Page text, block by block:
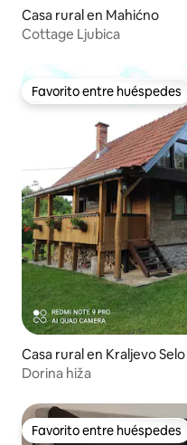
Casa rural en Mahićno
Cottage Ljubica
Favorito entre huéspedes
Favorito entre huéspedes
Casa rural en Kraljevo Selo
Dorina hiža
Favorito entre huéspedes
Favorito entre huéspedes